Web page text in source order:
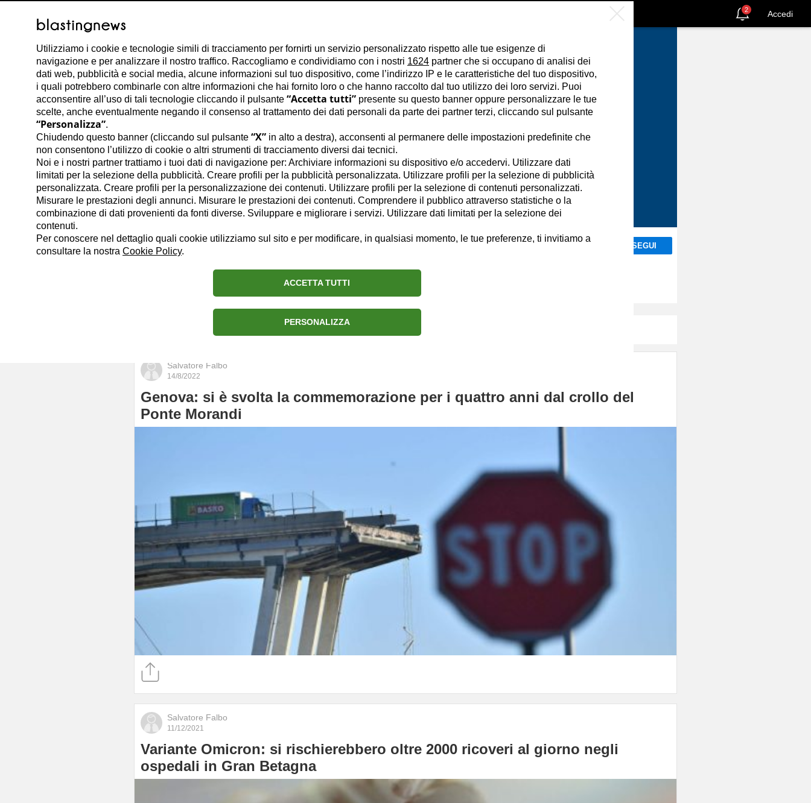
2 Accedi
SEGUI
Salvatore Falbo
Salvatore Falbo
14/8/2022
Genova: si è svolta la commemorazione per i quattro anni dal crollo del
Ponte Morandi
Salvatore Falbo
11/12/2021
Variante Omicron: si rischierebbero oltre 2000 ricoveri al giorno negli
ospedali in Gran Betagna
Utilizziamo i cookie e tecnologie simili di tracciamento per fornirti un servizio personalizzato rispetto alle tue esigenze di
navigazione e per analizzare il nostro traffico. Raccogliamo e condividiamo con i nostri 1624 partner che si occupano di analisi dei
dati web, pubblicità e social media, alcune informazioni sul tuo dispositivo, come l’indirizzo IP e le caratteristiche del tuo dispositivo,
i quali potrebbero combinarle con altre informazioni che hai fornito loro o che hanno raccolto dal tuo utilizzo dei loro servizi. Puoi
acconsentire all’uso di tali tecnologie cliccando il pulsante “Accetta tutti” presente su questo banner oppure personalizzare le tue
scelte, anche eventualmente negando il consenso al trattamento dei dati personali da parte dei partner terzi, cliccando sul pulsante
“Personalizza”.
Chiudendo questo banner (cliccando sul pulsante “X” in alto a destra), acconsenti al permanere delle impostazioni predefinite che
non consentono l’utilizzo di cookie o altri strumenti di tracciamento diversi dai tecnici.
Noi e i nostri partner trattiamo i tuoi dati di navigazione per: Archiviare informazioni su dispositivo e/o accedervi. Utilizzare dati
limitati per la selezione della pubblicità. Creare profili per la pubblicità personalizzata. Utilizzare profili per la selezione di pubblicità
personalizzata. Creare profili per la personalizzazione dei contenuti. Utilizzare profili per la selezione di contenuti personalizzati.
Misurare le prestazioni degli annunci. Misurare le prestazioni dei contenuti. Comprendere il pubblico attraverso statistiche o la
combinazione di dati provenienti da fonti diverse. Sviluppare e migliorare i servizi. Utilizzare dati limitati per la selezione dei
contenuti.
Per conoscere nel dettaglio quali cookie utilizziamo sul sito e per modificare, in qualsiasi momento, le tue preferenze, ti invitiamo a
consultare la nostra Cookie Policy.
ACCETTA TUTTI
PERSONALIZZA